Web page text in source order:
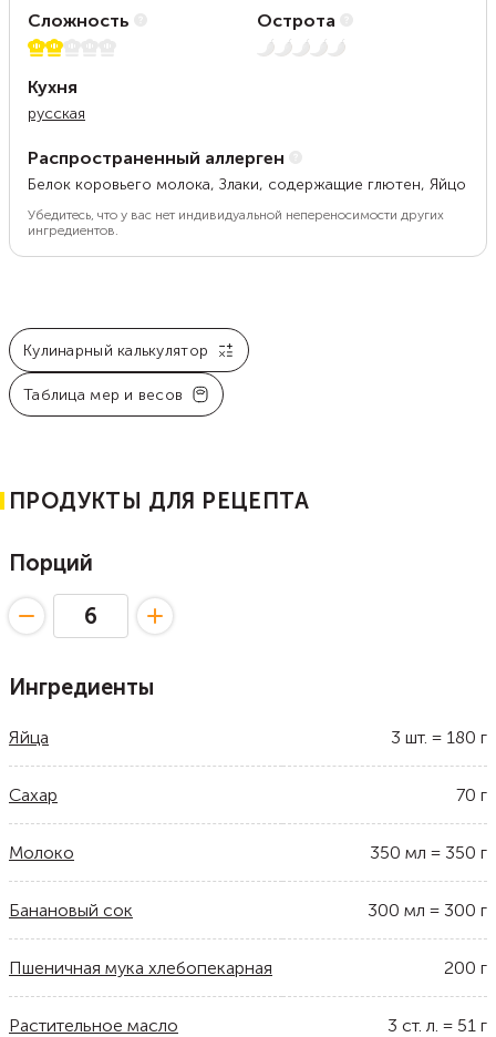
Сложность
2 из 5
Острота
Нет остроты
Кухня
русская
Распространенный аллерген
Белок коровьего молока, Злаки, содержащие глютен, Яйцо
Убедитесь, что у вас нет индивидуальной непереносимости других
ингредиентов.
Кулинарный калькулятор
Таблица мер и весов
ПРОДУКТЫ ДЛЯ РЕЦЕПТА
Порций
Ингредиенты
Яйца 3 шт. = 180 г
Сахар 70 г
Молоко 350 мл = 350 г
Банановый сок 300 мл = 300 г
Пшеничная мука хлебопекарная 200 г
Растительное масло 3 ст. л. = 51 г